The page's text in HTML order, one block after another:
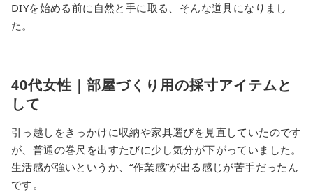
DIYを始める前に自然と手に取る、そんな道具になりまし
た。
40代女性｜部屋づくり用の採寸アイテムと
して
引っ越しをきっかけに収納や家具選びを見直していたのです
が、普通の巻尺を出すたびに少し気分が下がっていました。
生活感が強いというか、“作業感”が出る感じが苦手だったん
です。